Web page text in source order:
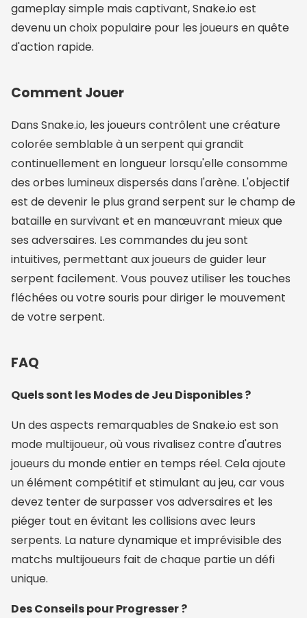
gameplay simple mais captivant, Snake.io est
devenu un choix populaire pour les joueurs en quête
d'action rapide.
Comment Jouer
Dans Snake.io, les joueurs contrôlent une créature
colorée semblable à un serpent qui grandit
continuellement en longueur lorsqu'elle consomme
des orbes lumineux dispersés dans l'arène. L'objectif
est de devenir le plus grand serpent sur le champ de
bataille en survivant et en manœuvrant mieux que
ses adversaires. Les commandes du jeu sont
intuitives, permettant aux joueurs de guider leur
serpent facilement. Vous pouvez utiliser les touches
fléchées ou votre souris pour diriger le mouvement
de votre serpent.
FAQ
Quels sont les Modes de Jeu Disponibles ?
Un des aspects remarquables de Snake.io est son
mode multijoueur, où vous rivalisez contre d'autres
joueurs du monde entier en temps réel. Cela ajoute
un élément compétitif et stimulant au jeu, car vous
devez tenter de surpasser vos adversaires et les
piéger tout en évitant les collisions avec leurs
serpents. La nature dynamique et imprévisible des
matchs multijoueurs fait de chaque partie un défi
unique.
Des Conseils pour Progresser ?